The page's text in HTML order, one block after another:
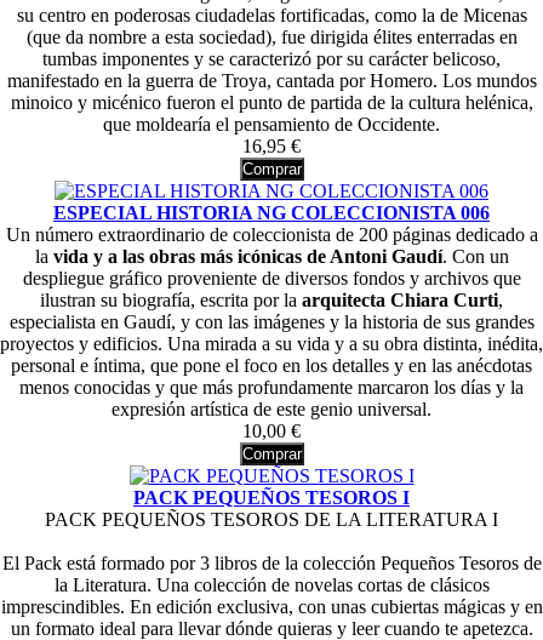
su centro en poderosas ciudadelas fortificadas, como la de Micenas
(que da nombre a esta sociedad), fue dirigida élites enterradas en
tumbas imponentes y se caracterizó por su carácter belicoso,
manifestado en la guerra de Troya, cantada por Homero. Los mundos
minoico y micénico fueron el punto de partida de la cultura helénica,
que moldearía el pensamiento de Occidente.
16,95 €
Comprar
ESPECIAL HISTORIA NG COLECCIONISTA 006
Un número extraordinario de coleccionista de 200 páginas dedicado a
la vida y a las obras más icónicas de Antoni Gaudí. Con un
despliegue gráfico proveniente de diversos fondos y archivos que
ilustran su biografía, escrita por la arquitecta Chiara Curti,
especialista en Gaudí, y con las imágenes y la historia de sus grandes
proyectos y edificios. Una mirada a su vida y a su obra distinta, inédita,
personal e íntima, que pone el foco en los detalles y en las anécdotas
menos conocidas y que más profundamente marcaron los días y la
expresión artística de este genio universal.
10,00 €
Comprar
PACK PEQUEÑOS TESOROS I
PACK PEQUEÑOS TESOROS DE LA LITERATURA I
El Pack está formado por 3 libros de la colección Pequeños Tesoros de
la Literatura. Una colección de novelas cortas de clásicos
imprescindibles. En edición exclusiva, con unas cubiertas mágicas y en
un formato ideal para llevar dónde quieras y leer cuando te apetezca.